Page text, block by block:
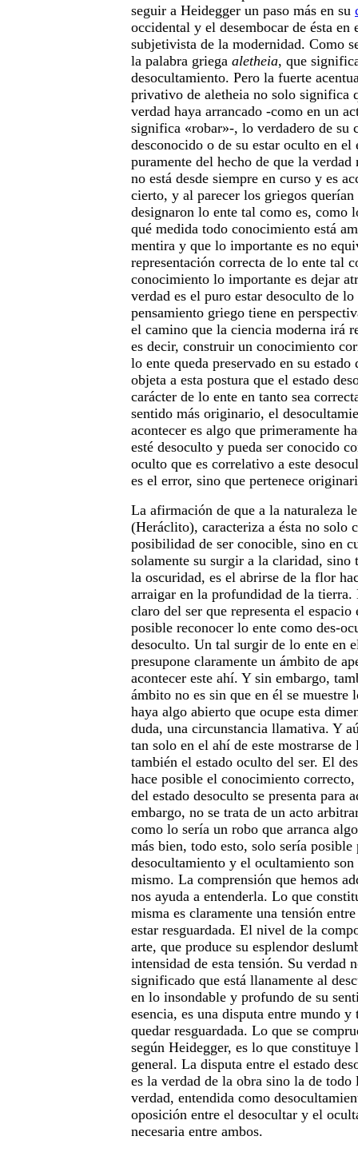
seguir a Heidegger un paso más en su
occidental y el desembocar de ésta en
subjetivista de la modernidad. Como
la palabra griega aletheia, que
desocultamiento. Pero la fuerte
privativo de aletheia no solo significa
verdad haya arrancado -como en un
significa «robar»-, lo verdadero de su
desconocido o de su estar oculto en el
puramente del hecho de que la
no está desde siempre en curso y es
cierto, y al parecer los griegos
designaron lo ente tal como es, como
qué medida todo conocimiento está
mentira y que lo importante es no
representación correcta de lo ente tal
conocimiento lo importante es dejar
verdad es el puro estar desoculto de
pensamiento griego tiene en
el camino que la ciencia moderna irá
es decir, construir un conocimiento
lo ente queda preservado en su
objeta a esta postura que el estado
carácter de lo ente en tanto sea
sentido más originario, el
acontecer es algo que primeramente
esté desoculto y pueda ser conocido
oculto que es correlativo a este
es el error, sino que pertenece
La afirmación de que a la naturaleza
(Heráclito), caracteriza a ésta no solo
posibilidad de ser conocible, sino en
solamente su surgir a la claridad, sino
la oscuridad, es el abrirse de la flor
arraigar en la profundidad de la tierra.
claro del ser que representa el espacio
posible reconocer lo ente como des-
desoculto. Un tal surgir de lo ente en
presupone claramente un ámbito de
acontecer este ahí. Y sin embargo,
ámbito no es sin que en él se muestre
haya algo abierto que ocupe esta
duda, una circunstancia llamativa. Y
tan solo en el ahí de este mostrarse
también el estado oculto del ser. El
hace posible el conocimiento
del estado desoculto se presenta para
embargo, no se trata de un acto
como lo sería un robo que arranca
más bien, todo esto, solo sería
desocultamiento y el ocultamiento son
mismo. La comprensión que hemos
nos ayuda a entenderla. Lo que
misma es claramente una tensión
estar resguardada. El nivel de la
arte, que produce su esplendor
intensidad de esta tensión. Su verdad
significado que está llanamente al
en lo insondable y profundo de su
esencia, es una disputa entre mundo
quedar resguardada. Lo que se
según Heidegger, es lo que constituye
general. La disputa entre el estado
es la verdad de la obra sino la de todo
verdad, entendida como
oposición entre el desocultar y el
necesaria entre ambos.